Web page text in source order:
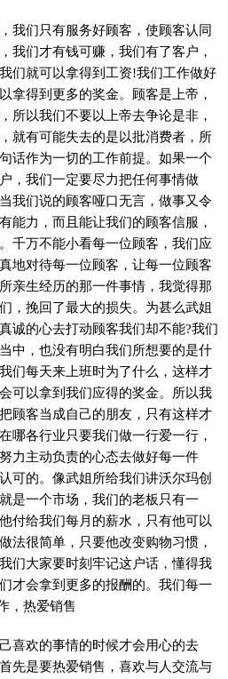
我们只有服务好顾客，使顾客认同
我们才有钱可赚，我们有了客户，
们就可以拿得到工资!我们工作做好
拿得到更多的奖金。顾客是上帝，
所以我们不要以上帝去争论是非，
就有可能失去的是以批消费者，所
话作为一切的工作前提。如果一个
，我们一定要尽力把任何事情做
我们说的顾客哑口无言，做事又令
能力，而且能让我们的顾客信服，
千万不能小看每一位顾客，我们应
地对待每一位顾客，让每一位顾客
亲生经历的那一件事情，我觉得那
，挽回了最大的损失。为甚么武姐
诚的心去打动顾客我们却不能?我们
中，也没有明白我们所想要的是什
们每天来上班时为了什么，这样才
可以拿到我们应得的奖金。所以我
顾客当成自己的朋友，只有这样才
哪各行业只要我们做一行爱一行，
力主动负责的心态去做好每一件
可的。像武姐所给我们讲沃尔玛创
是一个市场，我们的老板只有一
付给我们每月的薪水，只有他可以
法很简单，只要他改变购物习惯，
们大家要时刻牢记这户话，懂得我
才会拿到更多的报酬的。我们每一
，热爱销售
喜欢的事情的时候才会用心的去
先是要热爱销售，喜欢与人交流与